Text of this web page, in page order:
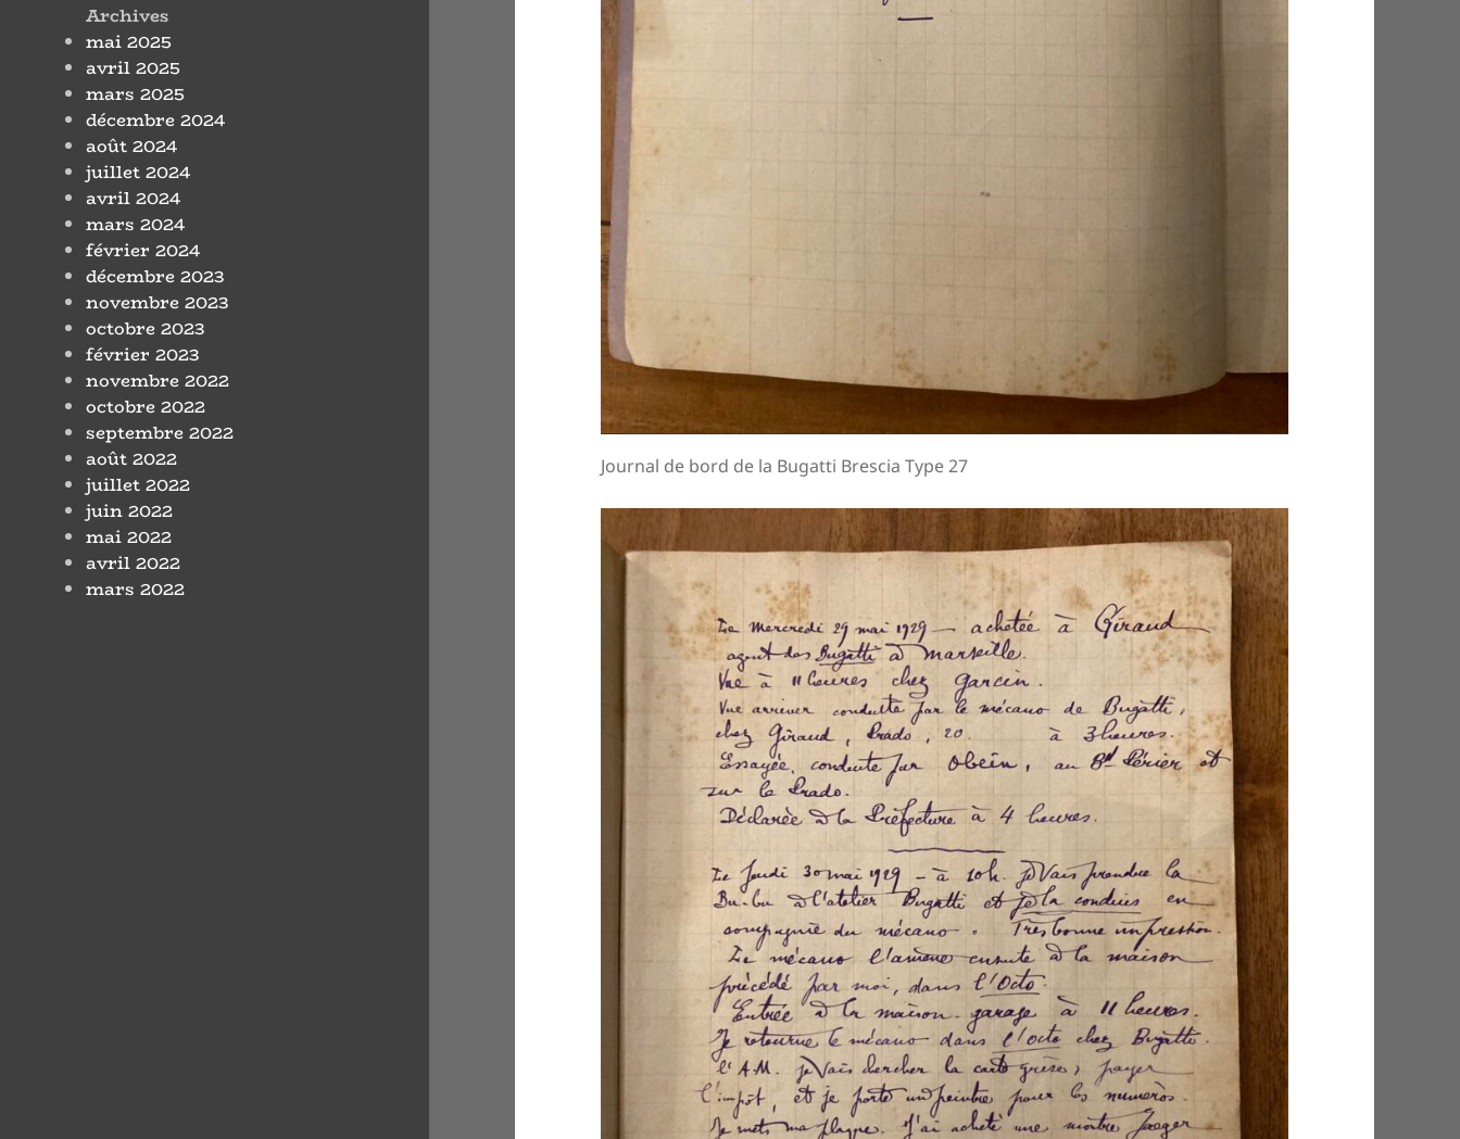
Archives
mai 2025
avril 2025
mars 2025
décembre 2024
août 2024
juillet 2024
avril 2024
mars 2024
février 2024
décembre 2023
novembre 2023
octobre 2023
février 2023
novembre 2022
octobre 2022
septembre 2022
août 2022
juillet 2022
juin 2022
mai 2022
avril 2022
mars 2022
Journal de bord de la Bugatti Brescia Type 27